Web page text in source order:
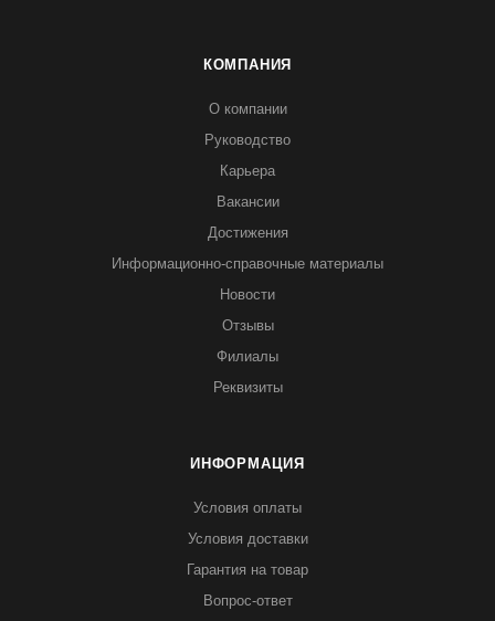
КОМПАНИЯ
О компании
Руководство
Карьера
Вакансии
Достижения
Информационно-справочные материалы
Новости
Отзывы
Филиалы
Реквизиты
ИНФОРМАЦИЯ
Условия оплаты
Условия доставки
Гарантия на товар
Вопрос-ответ